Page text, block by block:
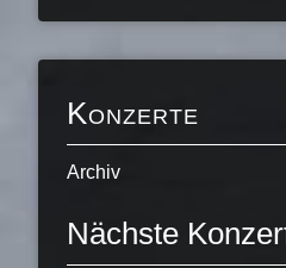
Konzerte
Archiv
Nächste